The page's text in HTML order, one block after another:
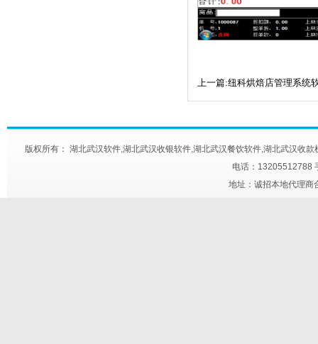
上一篇:纽科烘焙店管理系统
版权所有： 湖北武汉软件,湖北武汉收银软件,湖北武汉餐饮软件,湖北武汉收
电话：13205512788
地址：诚招本地代理商